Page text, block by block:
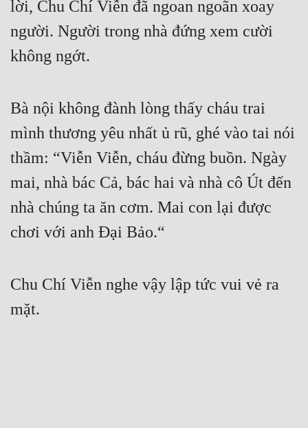
lời, Chu Chí Viễn đã ngoan ngoãn xoay
người. Người trong nhà đứng xem cười
không ngớt.
Bà nội không đành lòng thấy cháu trai
mình thương yêu nhất ủ rũ, ghé vào tai nói
thầm: “Viễn Viễn, cháu đừng buồn. Ngày
mai, nhà bác Cả, bác hai và nhà cô Út đến
nhà chúng ta ăn cơm. Mai con lại được
chơi với anh Đại Bảo.“
Chu Chí Viễn nghe vậy lập tức vui vẻ ra
mặt.